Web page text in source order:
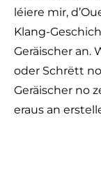
léiere mir,
Klang-
Geräischer an.
oder Schrëtt
Geräischer no
eraus an